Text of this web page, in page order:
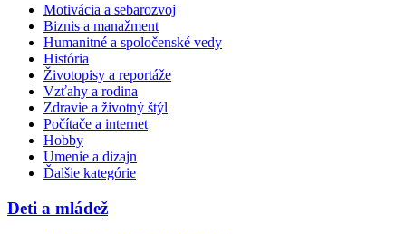
Motivácia a sebarozvoj
Biznis a manažment
Humanitné a spoločenské vedy
História
Životopisy a reportáže
Vzťahy a rodina
Zdravie a životný štýl
Počítače a internet
Hobby
Umenie a dizajn
Ďalšie kategórie
Deti a mládež